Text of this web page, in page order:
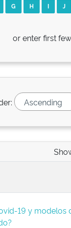
G H I J
or enter first
19 y modelos